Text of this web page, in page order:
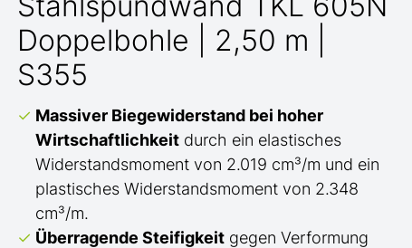
Doppelbohle | 2,50 m |
S355
Massiver Biegewiderstand bei hoher
Wirtschaftlichkeit durch ein elastisches
Widerstandsmoment von 2.019 cm³/m und ein
plastisches Widerstandsmoment von 2.348
cm³/m.
Überragende Steifigkeit gegen Verformung